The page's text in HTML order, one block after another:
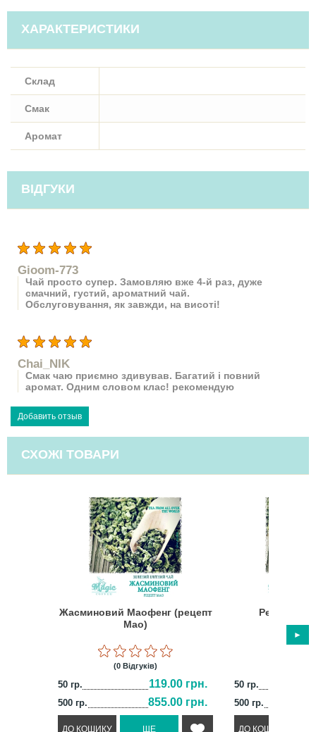
ХАРАКТЕРИСТИКИ
Склад
Смак
Аромат
ВІДГУКИ
Gioom-773
Чай просто супер. Замовляю вже 4-й раз, дуже
смачний, густий, ароматний чай.
Обслуговування, як завжди, на висоті!
Chai_NIK
Смак чаю приємно здивував. Багатий і повний
аромат. Одним словом клас! рекомендую
СХОЖІ ТОВАРИ
Жасминовий Маофенг (рецепт
Мао)
(0 Відгуків)
50 гр. 119.00 грн.
500 гр. 855.00 грн.
Рецепт
50 гр.
500 гр.